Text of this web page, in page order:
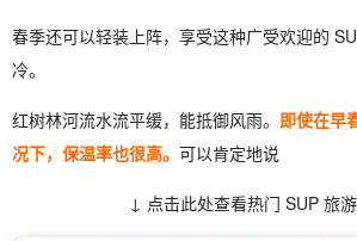
春季还可以轻装上阵，享受这种广受欢迎的
冷。
红树林河流水流平缓，能抵御风雨。 即使在早
况下，保温率也很高。 可以肯定地说
↓ 点击此处查看热门 SUP 旅游